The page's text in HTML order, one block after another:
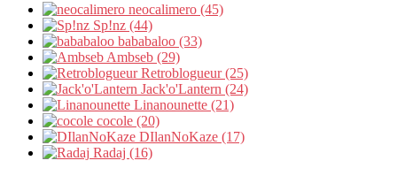
neocalimero (45)
Sp!nz (44)
bababaloo (33)
Ambseb (29)
Retroblogueur (25)
Jack'o'Lantern (24)
Linanounette (21)
cocole (20)
DIlanNoKaze (17)
Radaj (16)